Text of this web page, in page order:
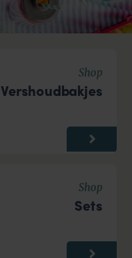
Shop
Vershoudbakjes
Shop
Sets